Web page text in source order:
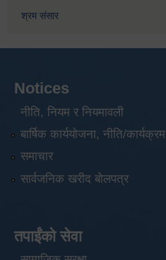
श्रम संसार
Notices
नीति, नियम र नियमावली
बार्षिक कार्ययोजना, नीति/कार्यक्रम
समाचार
सार्वजनिक खरीद बोलपत्र
तपाईंको सेवा